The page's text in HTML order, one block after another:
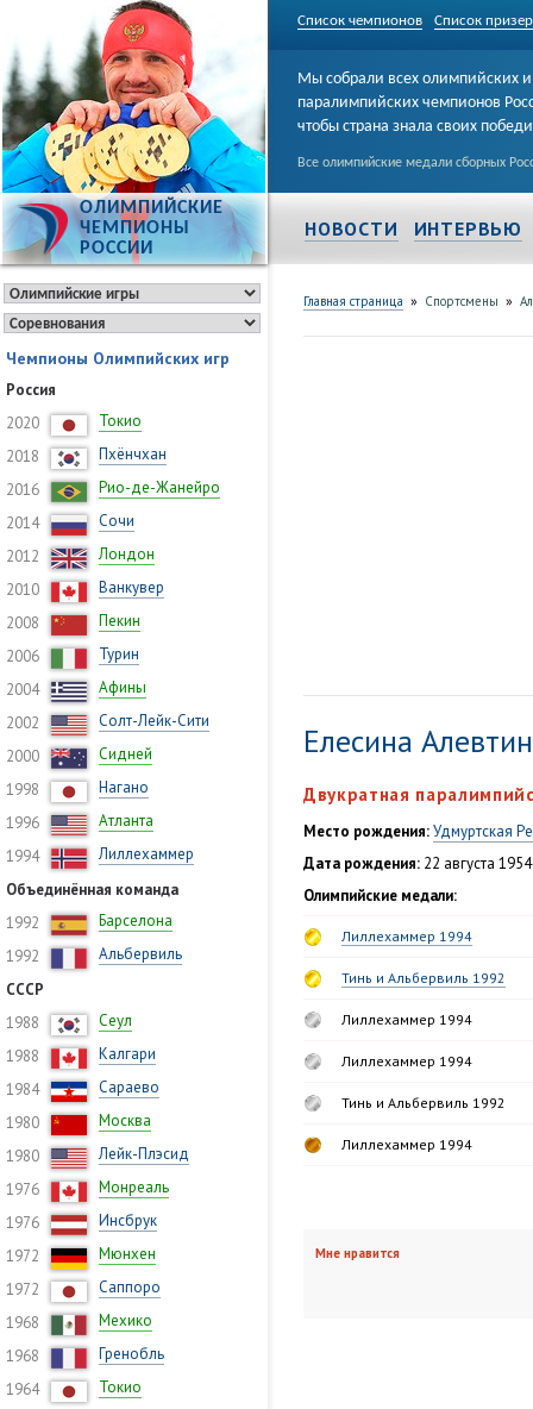
Список чемпионов Список
ОЛИМПИЙСКИЕ
ЧЕМПИОНЫ
РОССИИ
Мы собрали всех олимпийских и
паралимпийских чемпионов
чтобы страна знала своих
Все олимпийские медали сборных
НОВОСТИ ИНТЕРВЬЮ
Чемпионы Олимпийских игр
Россия
2020
Токио
2018
Пхёнчхан
2016
Рио-де-Жанейро
2014
Сочи
2012
Лондон
2010
Ванкувер
2008
Пекин
2006
Турин
2004
Афины
2002
Солт-Лейк-Сити
2000
Сидней
1998
Нагано
1996
Атланта
1994
Лиллехаммер
Объединённая команда
1992
Барселона
1992
Альбервиль
СССР
1988
Сеул
1988
Калгари
1984
Сараево
1980
Москва
1980
Лейк-Плэсид
1976
Монреаль
1976
Инсбрук
1972
Мюнхен
1972
Саппоро
1968
Мехико
1968
Гренобль
1964
Токио
Главная страница » Спортсмены »
Елесина
Двукратная
Место рождения:Удмуртская
Дата рождения: 22 августа
Олимпийские медали:
Лиллехаммер 1994
Тинь и Альбервиль 1992
Лиллехаммер 1994
Лиллехаммер 1994
Тинь и Альбервиль 1992
Лиллехаммер 1994
Мне нравится